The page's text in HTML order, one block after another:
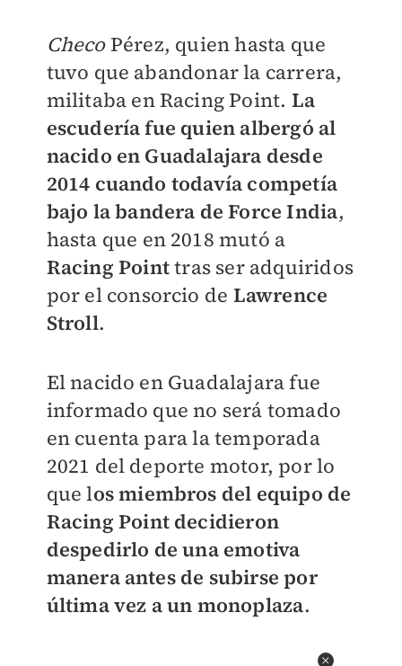
ChecoPérez, quien hasta que
tuvo que abandonar la carrera,
militaba en Racing Point. La
escudería fue quien albergó al
nacido en Guadalajara desde
2014 cuando todavía competía
bajo la bandera de Force India,
hasta que en 2018 mutó a
Racing Pointtras ser adquiridos
por el consorcio de Lawrence
Stroll.
El nacido en Guadalajara fue
informado que no será tomado
en cuenta para la temporada
2021 del deporte motor, por lo
que los miembros del equipo de
Racing Point decidieron
despedirlo de una emotiva
manera antes de subirse por
última vez a un monoplaza.